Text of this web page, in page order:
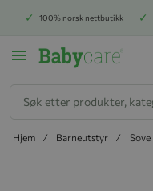
100% norsk nettbutikk
Hjem Barneutstyr Sove